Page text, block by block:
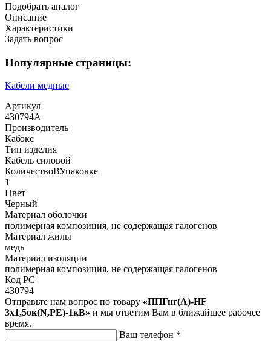
Подобрать аналог
Описание
Характеристики
Задать вопрос
Популярные страницы:
Кабели медные
Артикул
430794А
Производитель
Кабэкс
Тип изделия
Кабель силовой
КоличествоВУпаковке
1
Цвет
Черный
Материал оболочки
полимерная композиция, не содержащая галогенов
Материал жилы
медь
Материал изоляции
полимерная композиция, не содержащая галогенов
Код РС
430794
Отправьте нам вопрос по товару «ППГнг(А)-HF
3х1,5ок(N,PE)-1кВ» и мы ответим Вам в ближайшее рабочее
время.
Ваш телефон *